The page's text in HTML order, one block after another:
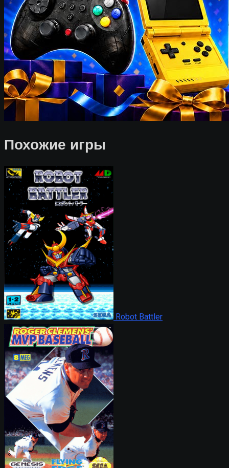
Похожие игры
Robot Battler